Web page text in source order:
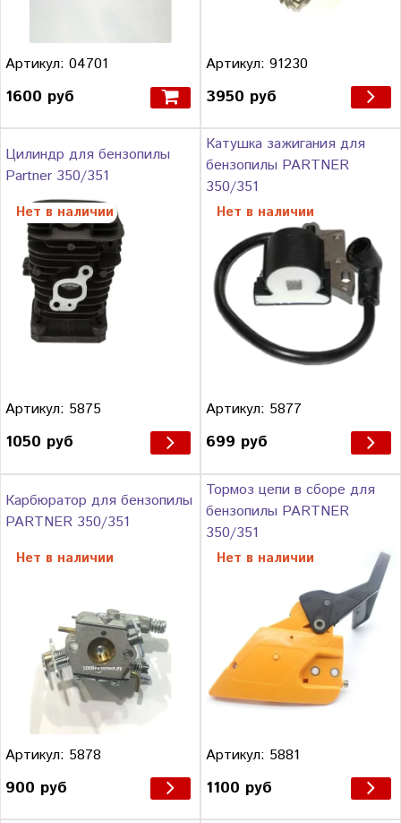
Артикул: 04701
1600 руб
Артикул: 91230
3950 руб
Цилиндр для бензопилы
Partner 350/351
Нет в наличии
Артикул: 5875
1050 руб
Катушка зажигания для
бензопилы PARTNER
350/351
Нет в наличии
Артикул: 5877
699 руб
Карбюратор для бензопилы
PARTNER 350/351
Нет в наличии
Артикул: 5878
900 руб
Тормоз цепи в сборе для
бензопилы PARTNER
350/351
Нет в наличии
Артикул: 5881
1100 руб